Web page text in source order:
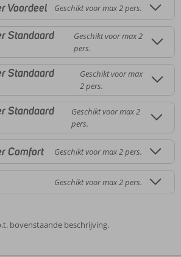
Voordeel Geschikt voor max 2 pers.
Standaard
Geschikt voor max 2
pers.
Standaard
Geschikt voor max
2 pers.
Standaard
Geschikt voor max 2
pers.
Comfort Geschikt voor max 2 pers.
Geschikt voor max 2 pers.
bovenstaande beschrijving.